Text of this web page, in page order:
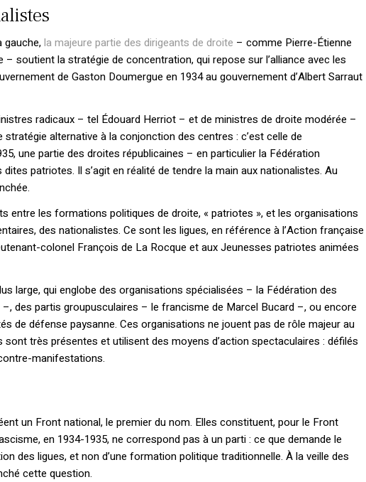
gauche,la majeure partie des dirigeants de droite – comme Pierre-Étienne
– soutient la stratégie de concentration, qui repose sur l’alliance avec les
de Gaston Doumergue en 1934 au gouvernement d’Albert Sarraut
radicaux – tel Édouard Herriot – et de ministres de droite modérée –
alternative à la conjonction des centres : c’est celle de
une partie des droites républicaines – en particulier la Fédération
patriotes. Il s’agit en réalité de tendre la main aux nationalistes. Au
entre les formations politiques de droite, « patriotes », et les organisations
des nationalistes. Ce sont les ligues, en référence à l’Action française
colonel François de La Rocque et aux Jeunesses patriotes animées
large, qui englobe des organisations spécialisées – la Fédération des
des partis groupusculaires – le francisme de Marcel Bucard –, ou encore
de défense paysanne. Ces organisations ne jouent pas de rôle majeur au
sont très présentes et utilisent des moyens d’action spectaculaires : défilés
manifestations.
un Front national, le premier du nom. Elles constituent, pour le Front
en 1934-1935, ne correspond pas à un parti : ce que demande le
des ligues, et non d’une formation politique traditionnelle. À la veille des
cette question.